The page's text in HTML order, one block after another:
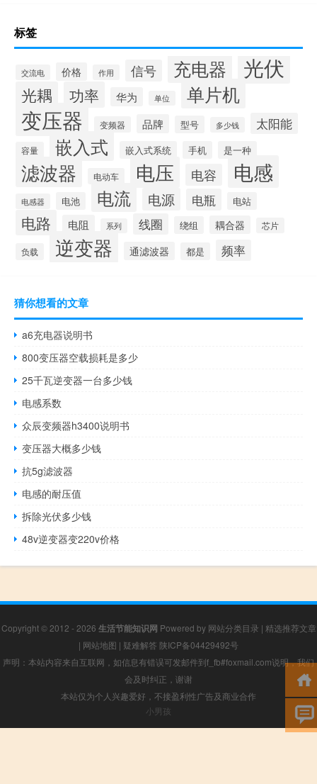
标签
交流电 价格 作用 信号 充电器 光伏
光耦 功率 华为 单位 单片机
变压器 变频器 品牌 型号 多少钱 太阳能
容量 嵌入式 嵌入式系统 手机 是一种
滤波器 电动车 电压 电容 电感
电感器 电池 电流 电源 电瓶 电站
电路 电阻 系列 线圈 绕组 耦合器 芯片
负载 逆变器 通滤波器 都是 频率
猜你想看的文章
a6充电器说明书
800变压器空载损耗是多少
25千瓦逆变器一台多少钱
电感系数
众辰变频器h3400说明书
变压器大概多少钱
抗5g滤波器
电感的耐压值
拆除光伏多少钱
48v逆变器变220v价格
Copyright © 2012 - 2026 生活节能知识网 Powered by 网站分类目录 | 精选推荐文章
| 网站地图 | 疑难解答 陕ICP备04429492号
声明：本站内容来自互联网，如信息有错误可发邮件到f_fb#foxmail.com说明，我们
会及时纠正，谢谢
本站仅为个人兴趣爱好，不接盈利性广告及商业合作
小男孩